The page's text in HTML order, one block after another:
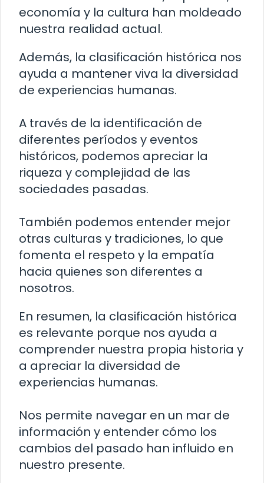
economía y la cultura han moldeado
nuestra realidad actual.
Además, la clasificación histórica nos
ayuda a mantener viva la diversidad
de experiencias humanas.
A través de la identificación de
diferentes períodos y eventos
históricos, podemos apreciar la
riqueza y complejidad de las
sociedades pasadas.
También podemos entender mejor
otras culturas y tradiciones, lo que
fomenta el respeto y la empatía
hacia quienes son diferentes a
nosotros.
En resumen, la clasificación histórica
es relevante porque nos ayuda a
comprender nuestra propia historia y
a apreciar la diversidad de
experiencias humanas.
Nos permite navegar en un mar de
información y entender cómo los
cambios del pasado han influido en
nuestro presente.